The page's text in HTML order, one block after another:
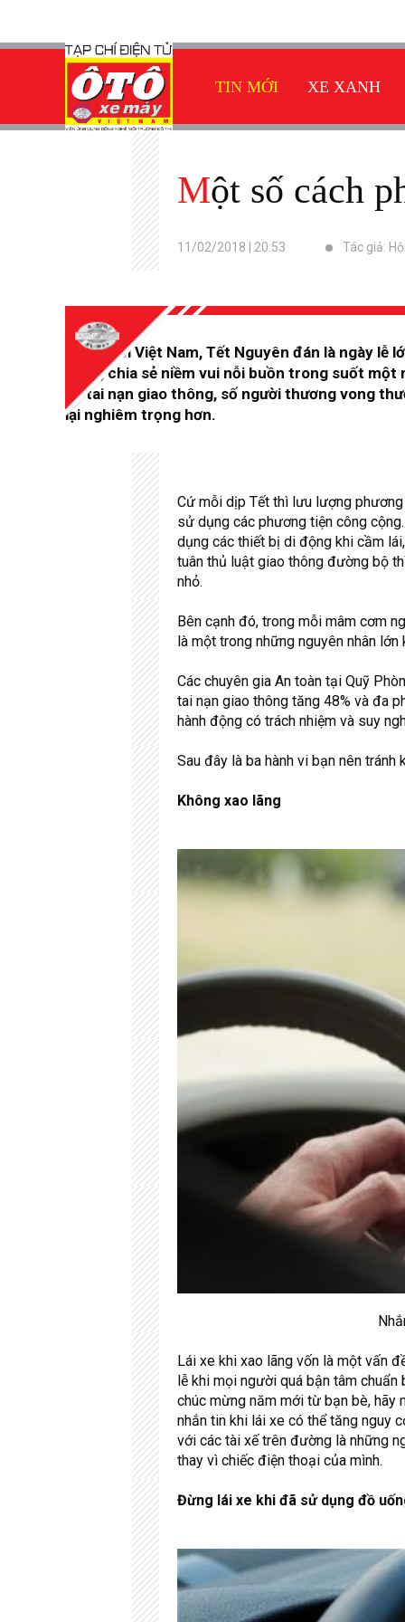
TIN MỚI XE XANH
Một số cách
11/02/2018 | 20:53 Tác giả:
Với người Việt Nam, Tết Nguyên đán là ngày
nhau, chia sẻ niềm vui nỗi buồn trong suốt
vụ tai nạn giao thông, số người thương vong
lại nghiêm trọng hơn.
Cứ mỗi dịp Tết thì lưu lượng
sử dụng các phương tiện công
dụng các thiết bị di động khi cầm
tuân thủ luật giao thông đường bộ
nhỏ.
Bên cạnh đó, trong mỗi mâm cơm
là một trong những nguyên nhân
Các chuyên gia An toàn tại Quỹ
tai nạn giao thông tăng 48% và đa
hành động có trách nhiệm và suy
Sau đây là ba hành vi bạn nên
Không xao lãng
Lái xe khi xao lãng vốn là một vấn
lễ khi mọi người quá bận tâm
chúc mừng năm mới từ bạn bè, hãy
nhắn tin khi lái xe có thể tăng nguy
với các tài xế trên đường là những
thay vì chiếc điện thoại của mình.
Đừng lái xe khi đã sử dụng đồ